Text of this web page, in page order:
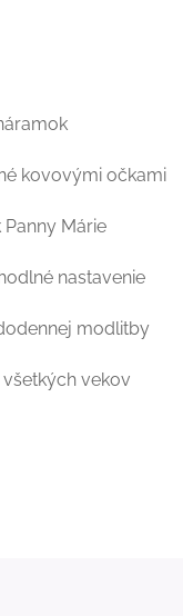
kovovými očkami
Márie
nastavenie
modlitby
vekov